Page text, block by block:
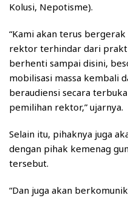
Kolusi, Nepotisme).
“Kami akan terus
rektor terhindar dari
berhenti sampai disini,
mobilisasi massa kembali
beraudiensi secara
pemilihan rektor,” ujarnya.
Selain itu, pihaknya juga
dengan pihak kemenag
tersebut.
“Dan juga akan